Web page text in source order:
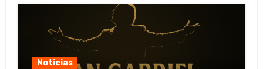
Noticias